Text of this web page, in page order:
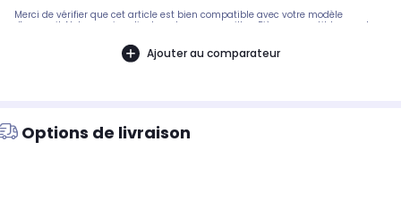
Merci de vérifier que cet article est bien compatible avec votre modèle
d'appareil. Notre service client peut vous conseiller. .Pièce compatible avec les
Ajouter au comparateur
Options de livraison